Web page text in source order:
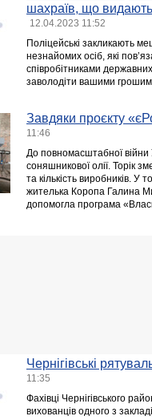
шахраїв, що
12.04.2023 11:52
Поліцейські закликають
незнайомих осіб, які
співробітниками
заволодіти вашими
Завдяки проєкту
11:46
До повномасштабної війни
соняшникової олії. Торік
та кількість виробників. У
жителька Коропа Галина
допомогла програма
Чернігівські
11:35
Фахівці Чернігівського
вихованців одного з